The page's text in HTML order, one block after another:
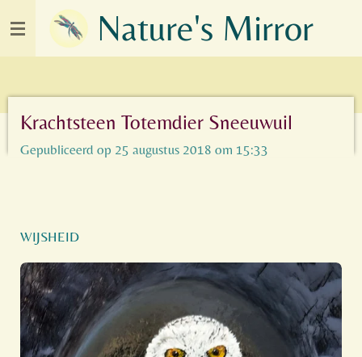
Ga
hoofdinhoud
Nature's Mirror
Krachtsteen Totemdier Sneeuwuil
Gepubliceerd op 25 augustus 2018 om 15:33
WIJSHEID